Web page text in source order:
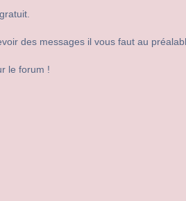
des messages il vous faut au
le forum !